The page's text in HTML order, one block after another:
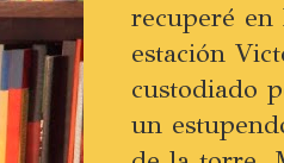
recuperé
estación
custodiado
un